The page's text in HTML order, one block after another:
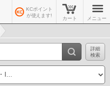
KCポイント
が使えます!
カート メニュー
詳細
検索